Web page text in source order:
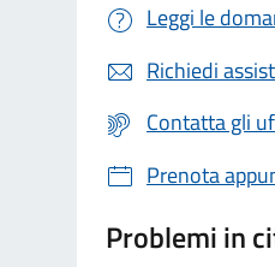
Leggi le
Richiedi
Contatta gli
Prenota
Problemi in